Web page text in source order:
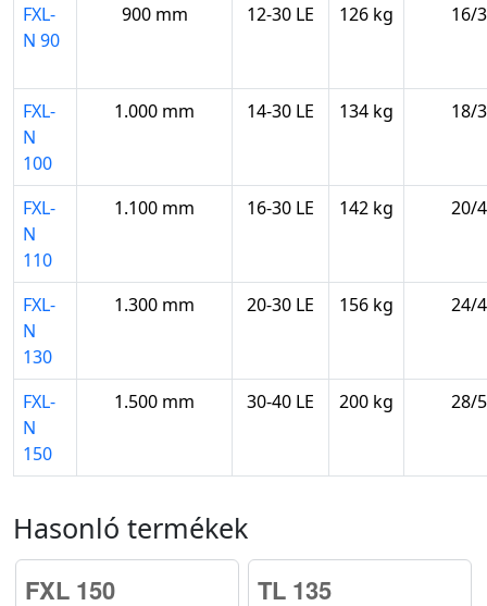
FXL-
N 90
900 mm 12-30 LE 126 kg 16/
FXL-
N
100
1.000 mm 14-30 LE 134 kg 18/
FXL-
N
110
1.100 mm 16-30 LE 142 kg 20/
FXL-
N
130
1.300 mm 20-30 LE 156 kg 24/
FXL-
N
150
1.500 mm 30-40 LE 200 kg 28/
Hasonló termékek
FXL 150 TL 135